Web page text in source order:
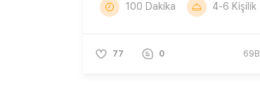
100 Dakika 4-6 Kişilik
77 0 69B